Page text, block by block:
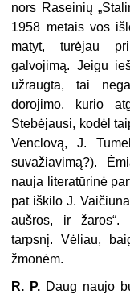
nors Raseinių
1958 metais vos
matyt, turėjau
galvojimą. Jeigu
užraugta, tai
dorojimo, kurio
Stebėjausi, kodėl
Venclovą, J.
suvažiavimą?).
nauja literatūrinė
pat iškilo J.
aušros, ir žaros“.
tarpsnį. Vėliau,
žmonėm.
R. P. Daug naujo